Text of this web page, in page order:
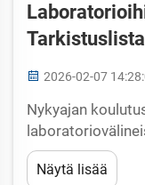
Tarkistuslista
2026-02-07
Nykyajan
tehokkaita
Alakoulusta
Näytä lisää